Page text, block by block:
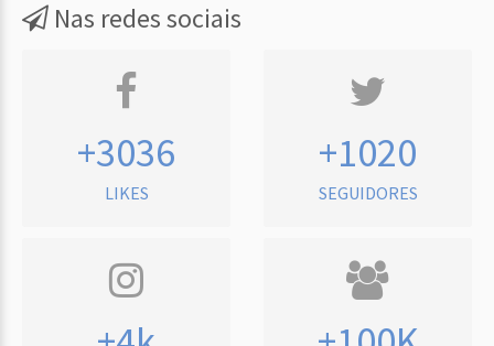
Nas redes sociais
+3036
LIKES
+1020
SEGUIDORES